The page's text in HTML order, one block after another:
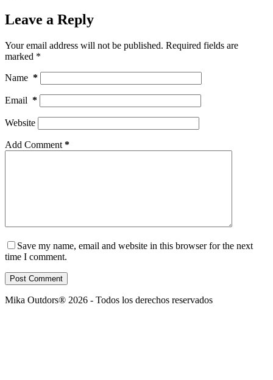
Leave a Reply
Your email address will not be published. Required fields are
marked *
Name *
Email *
Website
Add Comment *
Save my name, email and website in this browser for the next
time I comment.
Post Comment
Mika Outdors® 2026 - Todos los derechos reservados